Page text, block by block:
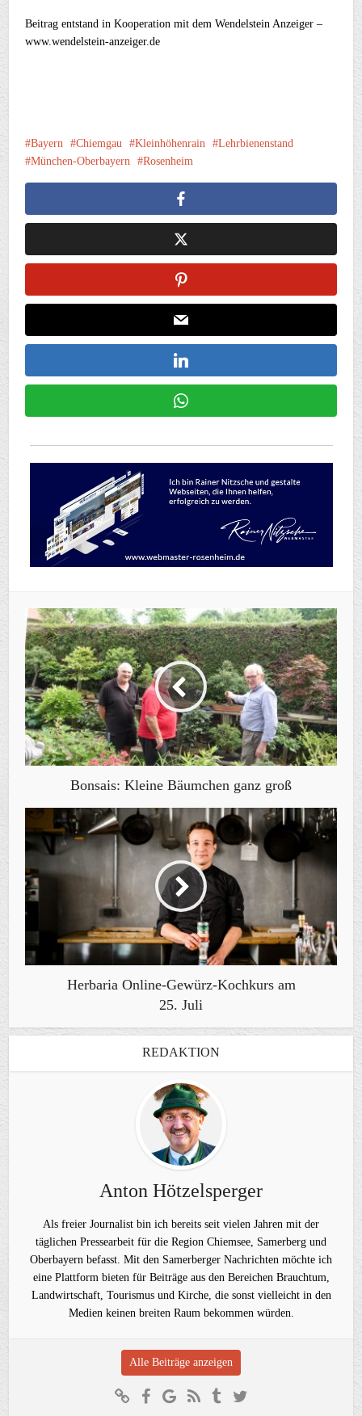
Beitrag entstand in Kooperation mit dem Wendelstein Anzeiger –
www.wendelstein-anzeiger.de
Bayern Chiemgau Kleinhöhenrain
Lehrbienenstand
München-Oberbayern
Rosenheim
Bonsais: Kleine Bäumchen ganz groß
Herbaria Online-Gewürz-Kochkurs am
25. Juli
REDAKTION
Anton Hötzelsperger
Als freier Journalist bin ich bereits seit vielen Jahren mit der
täglichen Pressearbeit für die Region Chiemsee, Samerberg und
Oberbayern befasst. Mit den Samerberger Nachrichten möchte ich
eine Plattform bieten für Beiträge aus den Bereichen Brauchtum,
Landwirtschaft, Tourismus und Kirche, die sonst vielleicht in den
Medien keinen breiten Raum bekommen würden.
Alle Beiträge anzeigen